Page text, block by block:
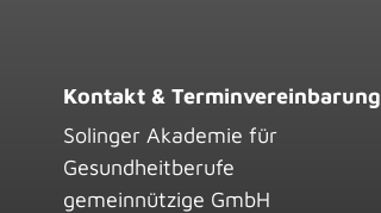
Kontakt & Terminvereinbarung
Solinger Akademie für
Gesundheitberufe
gemeinnützige GmbH